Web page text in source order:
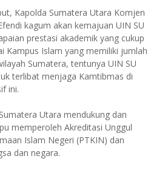
Kapolda Sumatera Utara Komjen
kagum akan kemajuan UIN SU
prestasi akademik yang cukup
Kampus Islam yang memiliki jumlah
Sumatera, tentunya UIN SU
terlibat menjaga Kamtibmas di
ini.
Utara mendukung dan
memperoleh Akreditasi Unggul
Islam Negeri (PTKIN) dan
dan negara.